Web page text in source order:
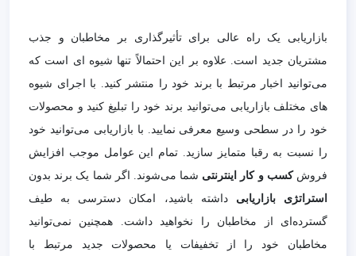
بازاریابی یک راه عالی برای تأثیرگذاری بر مخاطبان و جذب
مشتریان جدید است. علاوه بر این احتمالاً تنها شیوه ای است که
می‌توانید اخبار مرتبط با برند خود را منتشر کنید. با اجرای شیوه
های مختلف بازاریابی می‌توانید برند خود را تبلیغ کنید و محصولات
خود را در سطحی وسیع معرفی نمایید. با بازاریابی می‌توانید خود
را نسبت به رقبا متمایز سازید. تمام این عوامل موجب افزایش
فروشکسب و کار اینترنتی شما می‌شوند. اگر شما یک برند بدون
استراتژی بازاریابی داشته باشید، امکان دسترسی به طیف
گسترده‌ای از مخاطبان را نخواهید داشت. همچنین نمی‌توانید
مخاطبان خود را از تخفیفات یا محصولات جدید مرتبط با